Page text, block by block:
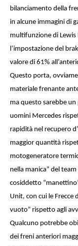
bilanciamento della
in alcune immagini di
multifunzione di Lewis
l’impostazione del
valore di 61%
Questo porta,
materiale frenante
ma questo sarebbe
uomini Mercedes
rapidità nel recupero
maggior quantità
motogeneratore
nella manica” del
cosiddetto
Unit, con cui le Frecce
vuoto” rispetto agli
Qualcuno potrebbe
dei freni anteriori